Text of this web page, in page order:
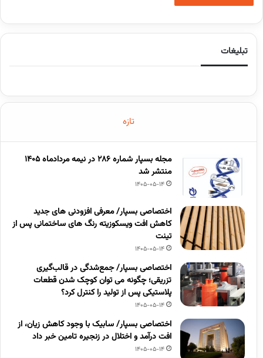
تبلیغات
تازه
مجله بسپار شماره 286 در نیمه مردادماه 1405
منتشر شد
1405-05-14
اختصاصی بسپار/ معرفی افزودنی های جدید
کاهش افت ویسکوزیته رنگ های ساختمانی پس از
تینت
1405-05-14
اختصاصی بسپار/ جمع‌شدگی در قالب‌گیری
تزریقی؛ چگونه می توان کوچک شدن قطعات
پلاستیکی پس از تولید را کنترل کرد؟
1405-05-14
اختصاصی بسپار/ سابیک با وجود کاهش زیان، از
افت درآمد و اختلال در زنجیره تامین خبر داد
1405-05-14